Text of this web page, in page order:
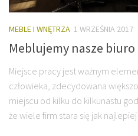
MEBLE I WNĘTRZA 1 WRZEŚNIA 2017
Meblujemy nasze biuro
Miejsce pracy jest ważnym
człowieka, zdecydowana
miejscu od kilku do kilkunastu
że wiele firm stara się jak najlepiej